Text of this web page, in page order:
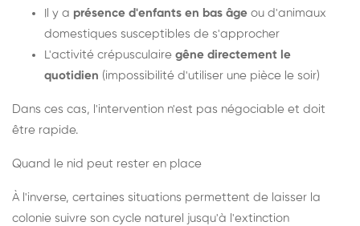
Il y a présence d'enfants en bas âge ou d'animaux
domestiques susceptibles de s'approcher
L'activité crépusculaire gêne directement le
quotidien (impossibilité d'utiliser une pièce le soir)
Dans ces cas, l'intervention n'est pas négociable et doit
être rapide.
Quand le nid peut rester en place
À l'inverse, certaines situations permettent de laisser la
colonie suivre son cycle naturel jusqu'à l'extinction